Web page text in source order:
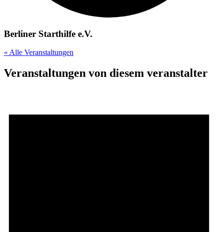
Berliner Starthilfe e.V.
« Alle Veranstaltungen
Veranstaltungen von diesem veranstalter